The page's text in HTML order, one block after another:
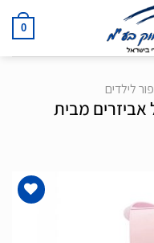
0
לילדים
אביזרים מבית